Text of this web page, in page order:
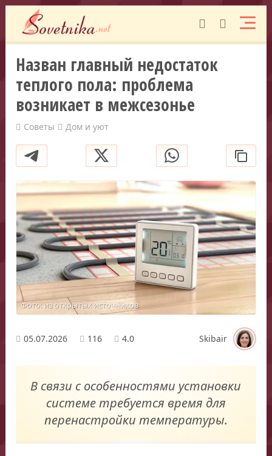
Назван главный недостаток
теплого пола: проблема
возникает в межсезонье
Советы Дом и уют
Фото: из открытых источников
05.07.2026 116 4.0 Skibair
В связи с особенностями установки
системе требуется время для
перенастройки температуры.